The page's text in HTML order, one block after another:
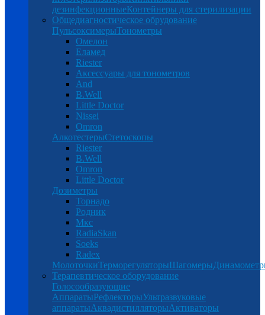
дезинфекционныеКонтейнеры для стерилизации
Общедиагностическое обрудование
ПульсоксимерыТонометры
Омелон
Еламед
Riester
Аксессуары для тонометров
And
B.Well
Little Doctor
Nissei
Omron
АлкотестерыСтетоскопы
Riester
B.Well
Omron
Little Doctor
Дозиметры
Торнадо
Родник
Мкс
RadiaSkan
Soeks
Radex
МолоточкиТерморегуляторыШагомеры
Терапевтическое оборудование
Голосообразующие
АппаратыРефлекторыУльтразвуковые
аппаратыАквадистилляторыАктиваторы